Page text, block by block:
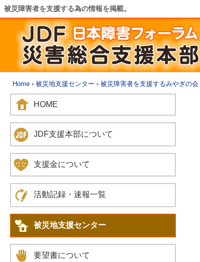
被災障害者を支援する為の情報を掲載。
Home › 被災地支援センター › 被災障害者を支援するみやぎの会
HOME
JDF支援本部について
支援金について
活動記録・速報一覧
被災地支援センター
要望書について